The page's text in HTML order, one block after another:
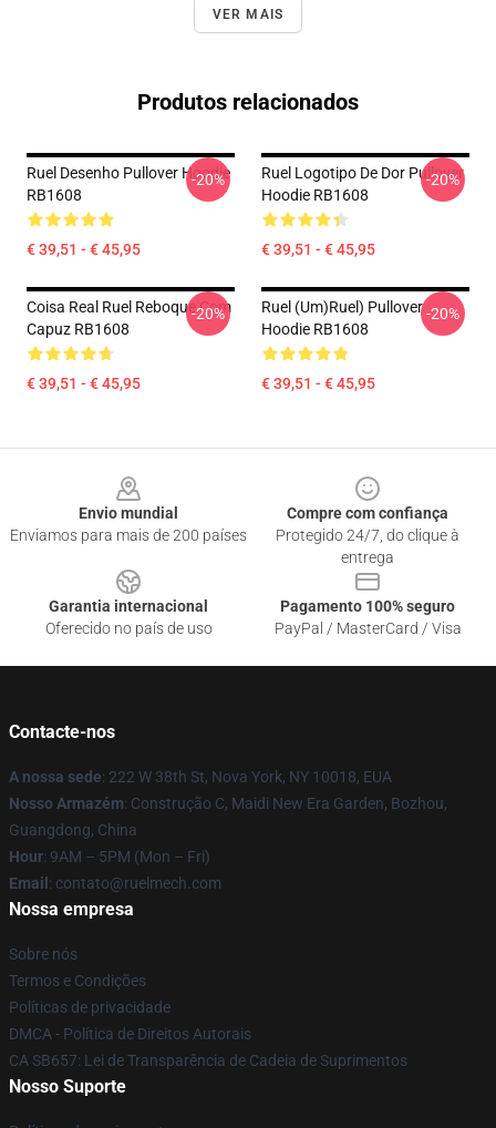
VER MAIS
Produtos relacionados
Ruel Desenho Pullover Hoodie
RB1608
€ 39,51 - € 45,95
-20%
Ruel Logotipo De Dor Pullover
Hoodie RB1608
€ 39,51 - € 45,95
-20%
Coisa Real Ruel Reboque Com
Capuz RB1608
€ 39,51 - € 45,95
-20%
Ruel (um)ruel) Pullover
Hoodie RB1608
€ 39,51 - € 45,95
-20%
Envio mundial
Enviamos para mais de 200 países
Compre com confiança
Protegido 24/7, do clique à
entrega
Garantia internacional
Oferecido no país de uso
Pagamento 100% seguro
PayPal / MasterCard / Visa
Contacte-nos
A nossa sede: 222 W 38th St, Nova York, NY 10018, EUA
Nosso Armazém: Construção C, Maidi New Era Garden, Bozhou,
Guangdong, China
Hour: 9AM – 5PM (Mon – Fri)
Email : contato@ruelmech.com
Nossa empresa
Sobre nós
Termos e Condições
Políticas de privacidade
DMCA - Política de Direitos Autorais
CA SB657: Lei de Transparência de Cadeia de Suprimentos
Nosso Suporte